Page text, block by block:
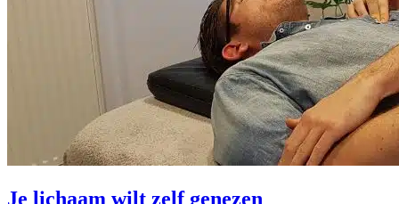
Je lichaam wilt zelf genezen